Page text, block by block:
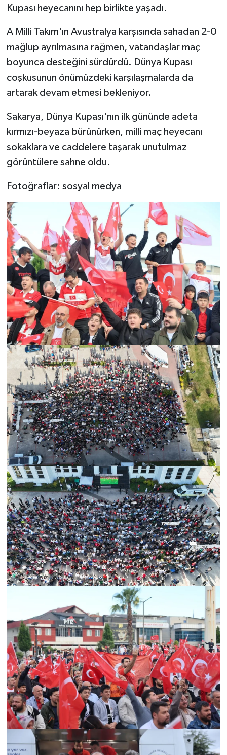
Kupası heyecanını hep birlikte yaşadı.
A Milli Takım'ın Avustralya karşısında sahadan 2-0
mağlup ayrılmasına rağmen, vatandaşlar maç
boyunca desteğini sürdürdü. Dünya Kupası
coşkusunun önümüzdeki karşılaşmalarda da
artarak devam etmesi bekleniyor.
Sakarya, Dünya Kupası'nın ilk gününde adeta
kırmızı-beyaza bürünürken, milli maç heyecanı
sokaklara ve caddelere taşarak unutulmaz
görüntülere sahne oldu.
Fotoğraflar: sosyal medya